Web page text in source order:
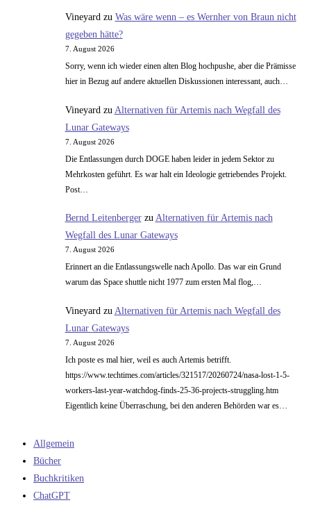
Vineyard zu Was wäre wenn – es Wernher von Braun nicht
gegeben hätte?
7. August 2026
Sorry, wenn ich wieder einen alten Blog hochpushe, aber die Prämisse
hier in Bezug auf andere aktuellen Diskussionen interessant, auch…
Vineyard zu Alternativen für Artemis nach Wegfall des
Lunar Gateways
7. August 2026
Die Entlassungen durch DOGE haben leider in jedem Sektor zu
Mehrkosten geführt. Es war halt ein Ideologie getriebendes Projekt.
Post…
Bernd Leitenbergerzu Alternativen für Artemis nach
Wegfall des Lunar Gateways
7. August 2026
Erinnert an die Entlassungswelle nach Apollo. Das war ein Grund
warum das Space shuttle nicht 1977 zum ersten Mal flog,…
Vineyard zu Alternativen für Artemis nach Wegfall des
Lunar Gateways
7. August 2026
Ich poste es mal hier, weil es auch Artemis betrifft.
https://www.techtimes.com/articles/321517/20260724/nasa-lost-1-5-
workers-last-year-watchdog-finds-25-36-projects-struggling.htm
Eigentlich keine Überraschung, bei den anderen Behörden war es…
Allgemein
Bücher
Buchkritiken
ChatGPT